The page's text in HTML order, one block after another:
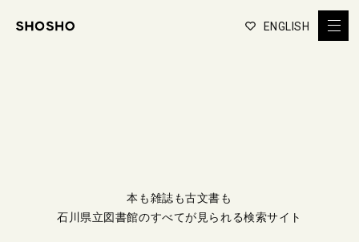
ENGLISH
本も雑誌も古文書も
石川県立図書館のすべてが見られる検索サイト